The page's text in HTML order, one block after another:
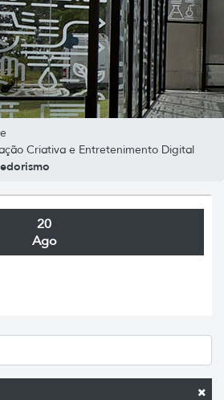
Criativa e Entretenimento Digital
20
Ago